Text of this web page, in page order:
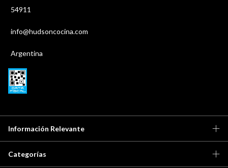
54911
info@hudsoncocina.com
Argentina
Información Relevante
Categorías